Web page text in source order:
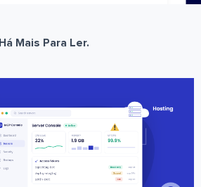
Há Mais Para Ler.